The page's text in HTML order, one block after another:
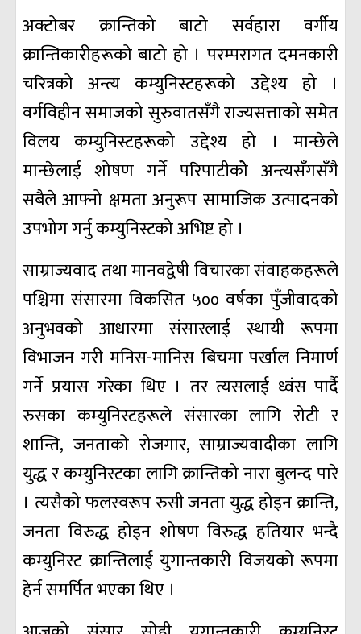
अक्टोबर क्रान्तिको बाटो सर्वहारा वर्गीय
क्रान्तिकारीहरूको बाटो हो । परम्परागत दमनकारी
चरित्रको अन्त्य कम्युनिस्टहरूको उद्देश्य हो ।
वर्गविहीन समाजको सुरुवातसँगै राज्यसत्ताको समेत
विलय कम्युनिस्टहरूको उद्देश्य हो । मान्छेले
मान्छेलाई शोषण गर्ने परिपाटीकोे अन्त्यसँगसँगै
सबैले आफ्नो क्षमता अनुरूप सामाजिक उत्पादनको
उपभोग गर्नु कम्युनिस्टको अभिष्ट हो ।
साम्राज्यवाद तथा मानवद्वेषी विचारका संवाहकहरूले
पश्चिमा संसारमा विकसित ५०० वर्षका पुँजीवादको
अनुभवको आधारमा संसारलाई स्थायी रूपमा
विभाजन गरी मनिस-मानिस बिचमा पर्खाल निमार्ण
गर्ने प्रयास गरेका थिए । तर त्यसलाई ध्वंस पार्दै
रुसका कम्युनिस्टहरूले संसारका लागि रोटी र
शान्ति, जनताको रोजगार, साम्राज्यवादीका लागि
युद्ध र कम्युनिस्टका लागि क्रान्तिको नारा बुलन्द पारे
। त्यसैको फलस्वरूप रुसी जनता युद्ध होइन क्रान्ति,
जनता विरुद्ध होइन शोषण विरुद्ध हतियार भन्दै
कम्युनिस्ट क्रान्तिलाई युगान्तकारी विजयको रूपमा
हेर्न समर्पित भएका थिए ।